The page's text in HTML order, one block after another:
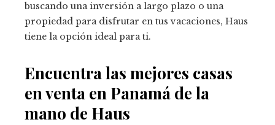
buscando una inversión a largo plazo o una
propiedad para disfrutar en tus vacaciones, Haus
tiene la opción ideal para ti.
Encuentra las mejores casas
en venta en Panamá de la
mano de Haus